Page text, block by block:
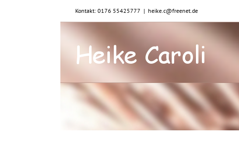
Kontakt: 0176 55425777 | heike.c@freenet.de